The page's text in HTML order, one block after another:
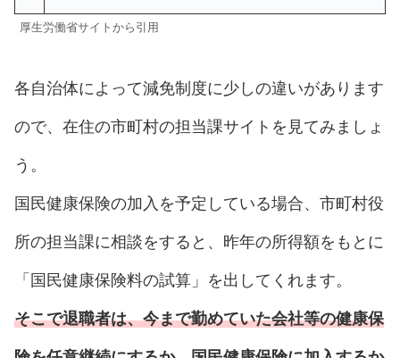
厚生労働省サイトから引用
各自治体によって減免制度に少しの違いがあります
ので、在住の市町村の担当課サイトを見てみましょ
う。
国民健康保険の加入を予定している場合、市町村役
所の担当課に相談をすると、昨年の所得額をもとに
「国民健康保険料の試算」を出してくれます。
そこで退職者は、今まで勤めていた会社等の健康保